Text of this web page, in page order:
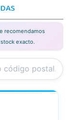
recomendamos
exacto.